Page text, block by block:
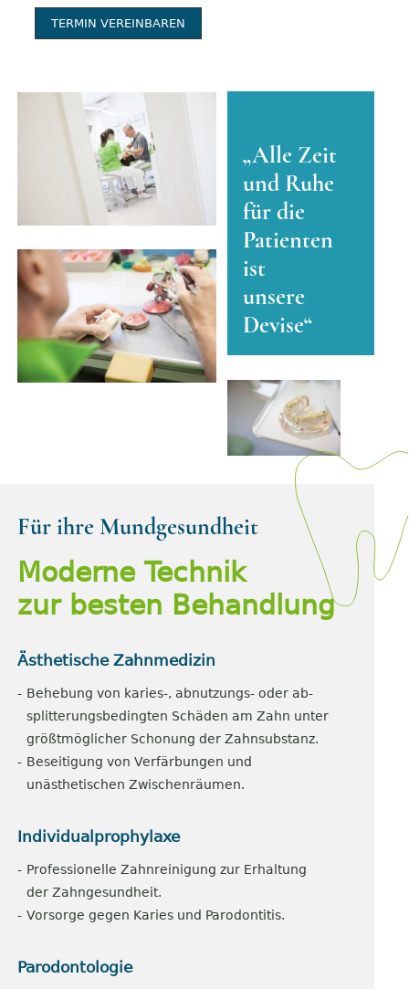
TERMIN VEREINBAREN
„Alle Zeit
und Ruhe
für die
Patienten
ist
unsere
Devise“
Für ihre Mundgesundheit
Moderne Technik
zur besten Behandlung
Ästhetische Zahnmedizin
Behebung von karies-, abnutzungs- oder ab-
splitterungsbedingten Schäden am Zahn unter
größtmöglicher Schonung der Zahnsubstanz.
Beseitigung von Verfärbungen und
unästhetischen Zwischenräumen.
Individualprophylaxe
Professionelle Zahnreinigung zur Erhaltung
der Zahngesundheit.
Vorsorge gegen Karies und Parodontitis.
Parodontologie